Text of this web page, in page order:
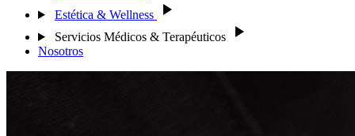
Estética & Wellness
Servicios Médicos & Terapéuticos
Nosotros